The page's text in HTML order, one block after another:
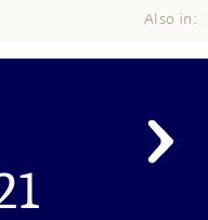
Also in: